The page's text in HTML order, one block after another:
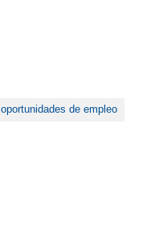
oportunidades de empleo